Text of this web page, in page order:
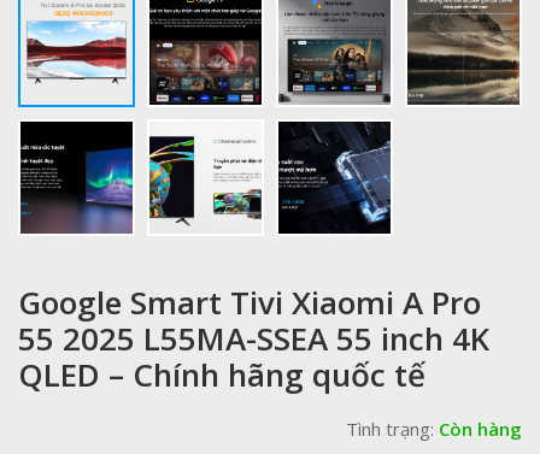
Google Smart Tivi Xiaomi A Pro
55 2025 L55MA-SSEA 55 inch 4K
QLED – Chính hãng quốc tế
Tình trạng: Còn hàng